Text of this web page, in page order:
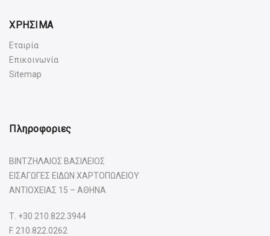
ΧΡΗΣΙΜΑ
Εταιρία
Επικοινωνία
Sitemap
Πληροφοριες
ΒΙΝΤΖΗΛΑΙΟΣ ΒΑΣΙΛΕΙΟΣ
ΕΙΣΑΓΩΓΕΣ ΕΙΔΩΝ ΧΑΡΤΟΠΩΛΕΙΟΥ
ΑΝΤΙΟΧΕΙΑΣ 15 – ΑΘΗΝΑ
Τ. +30 210.822.3944
F. 210.822.0262